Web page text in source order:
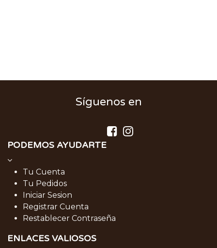
Síguenos en
PODEMOS AYUDARTE
Tu Cuenta
Tu Pedidos
Iniciar Sesion
Registrar Cuenta
Restablecer Contraseña
ENLACES VALIOSOS